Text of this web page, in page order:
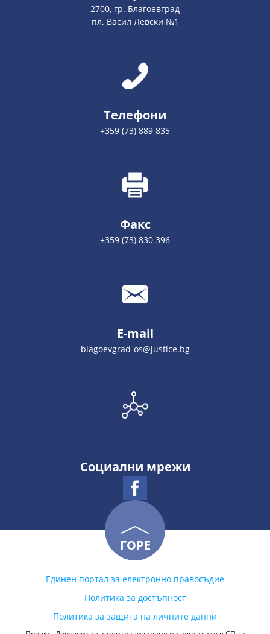
2700, гр. Благоевград
пл. Васил Левски №1
Телефони
+359 (73) 889 835
Факс
+359 (73) 830 396
E-mail
blagoevgrad-os@justice.bg
Социални мрежи
ГОРЕ
Единен портал за електронно правосъдие
Политика за достъпност
Политика за защита на личните данни